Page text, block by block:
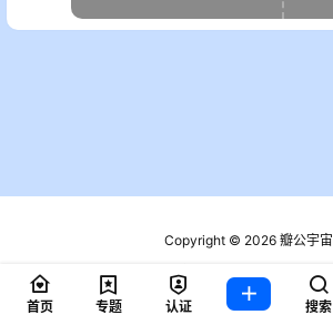
Copyright © 2026 瓣公宇宙
粤ICP备2021076721号
查询 2 次，耗时 0.1834 秒
首页 专题 认证 搜索